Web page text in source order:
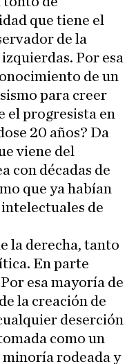
que tiene el
de la
Por esa
de un
para creer
el progresista en
20 años? Da
viene del
con décadas de
que ya habían
de
la derecha, tanto
En parte
esa mayoría de
la creación de
deserción
como un
minoría rodeada y